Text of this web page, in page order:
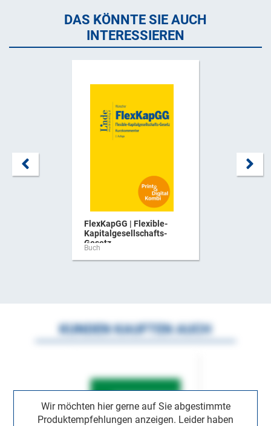
DAS KÖNNTE SIE AUCH
INTERESSIEREN
FlexKapGG | Flexible-
Kapitalgesellschafts-
Gesetz ...
Buch
Wir möchten hier gerne auf Sie abgestimmte
Produktempfehlungen anzeigen. Leider haben
KUNDEN KAUFTEN AUCH